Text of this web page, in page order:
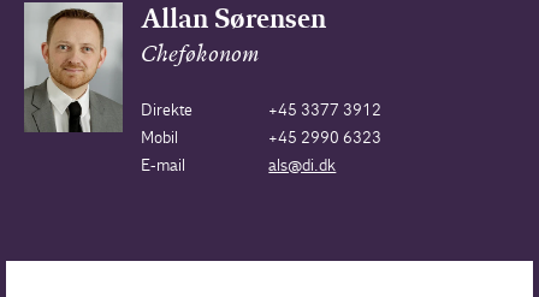
Allan Sørensen
Cheføkonom
Direkte
+45 3377 3912
Mobil
+45 2990 6323
E-mail
als@di.dk